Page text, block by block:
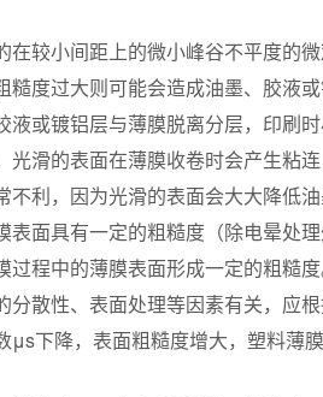
在较小间距上的微小峰谷不平度的
糙度过大则可能会造成油墨、胶液
或镀铝层与薄膜脱离分层，印刷时
光滑的表面在薄膜收卷时会产生粘
不利，因为光滑的表面会大大降低
表面具有一定的粗糙度（除电晕处
过程中的薄膜表面形成一定的粗糙
分散性、表面处理等因素有关，应
下降，表面粗糙度增大，塑料薄